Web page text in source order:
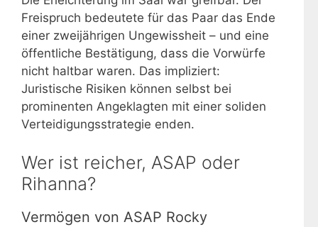
Freispruch bedeutete für das Paar das Ende
einer zweijährigen Ungewissheit – und eine
öffentliche Bestätigung, dass die Vorwürfe
nicht haltbar waren. Das impliziert:
Juristische Risiken können selbst bei
prominenten Angeklagten mit einer soliden
Verteidigungsstrategie enden.
Wer ist reicher, ASAP oder
Rihanna?
Vermögen von ASAP Rocky